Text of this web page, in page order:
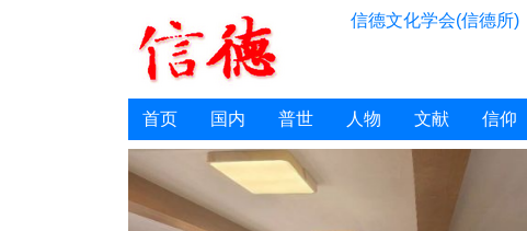
信德文化学会(信德所)
首页 国内 普世 人物 文献 信仰